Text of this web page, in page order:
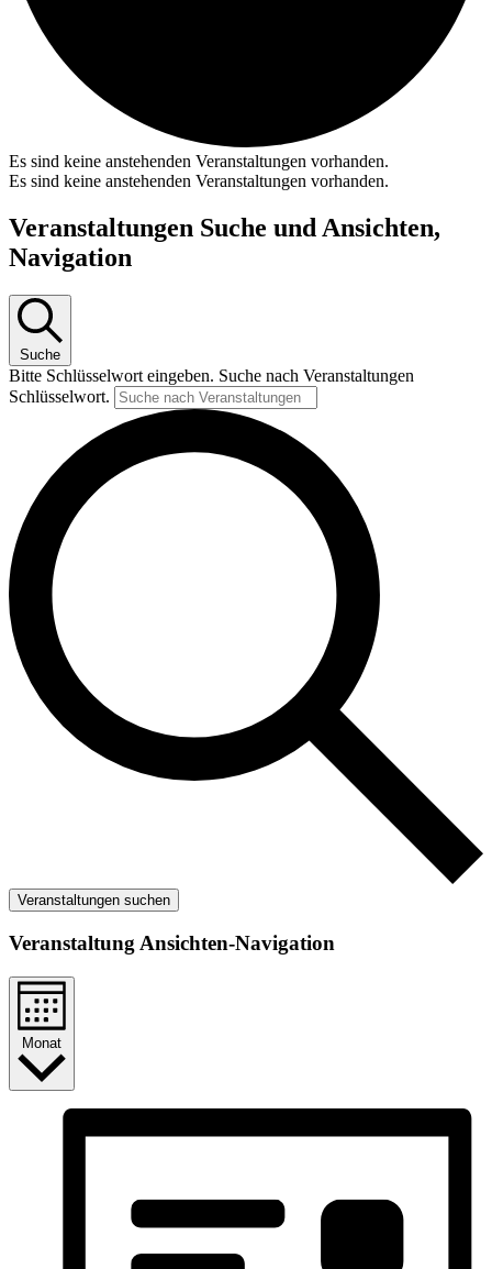
Es sind keine anstehenden Veranstaltungen vorhanden.
Es sind keine anstehenden Veranstaltungen vorhanden.
Veranstaltungen Suche und Ansichten,
Navigation
Suche
Bitte Schlüsselwort eingeben. Suche nach Veranstaltungen
Schlüsselwort.
Veranstaltungen suchen
Veranstaltung Ansichten-Navigation
Monat